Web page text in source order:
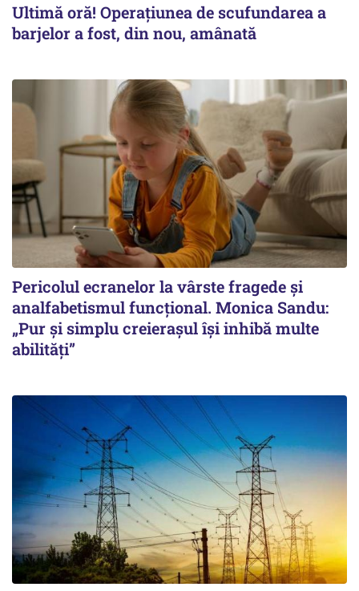
Ultimă oră! Operațiunea de scufundarea a
barjelor a fost, din nou, amânată
Pericolul ecranelor la vârste fragede și
analfabetismul funcțional. Monica Sandu:
„Pur și simplu creierașul își inhibă multe
abilități”